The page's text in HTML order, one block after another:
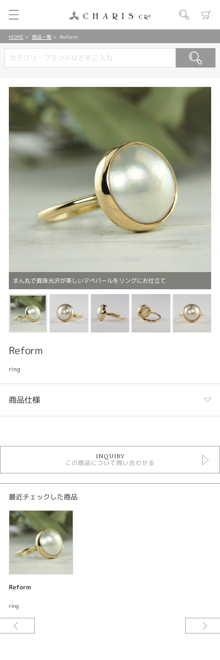
HOME 商品一覧 Reform
まん丸で真珠光沢が美しいマベパールをリングにお仕立て
Reform
ring
商品仕様
デジタルジュエリーリフォーム
オーダーメイド リング
リング
素材：K18イエローゴールド
サイズ：アーム幅約1.7mm トップ幅約16mm
加工：鏡面仕上げ
宝石：マベパール
度でも修正出来て試着できるので出来上がりの満足度が違う。安心してオー
使わなくなったマベパールジュエリーをシンプルでお洒落に着けやすいよう
にお仕立てしました。真珠層で輝く美しいマベパールは今では希少でぜひ使
っていただきたい宝石のひとつです。細身のリングにシンプルにパールをふ
INQUIRY
この商品について問い合わせる
最近チェックした商品
Reform
ring